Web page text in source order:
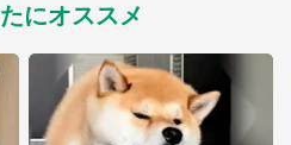
にオススメ